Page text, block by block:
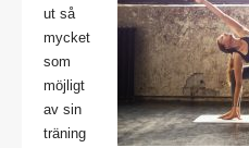
ut så
mycket
som
möjligt
av sin
träning